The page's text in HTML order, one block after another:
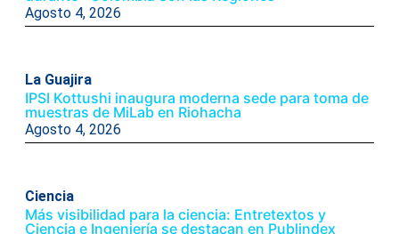
Agosto 4, 2026
La Guajira
IPSI Kottushi inaugura moderna sede para toma de
muestras de MiLab en Riohacha
Agosto 4, 2026
Ciencia
Más visibilidad para la ciencia: Entretextos y
Ciencia e Ingeniería se destacan en Publindex